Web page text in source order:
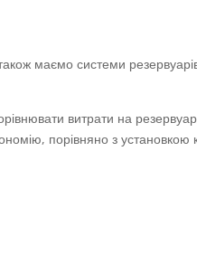
маємо системи
витрати на резервуар,
порівняно з установкою